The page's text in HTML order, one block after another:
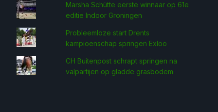
Marsha Schütte eerste win­naar op 61e
editie Indoor Groningen
Probleemloze start Drents
kampioenschap springen Exloo
CH Buitenpost schrapt springen na
valpartijen op gladde grasbodem